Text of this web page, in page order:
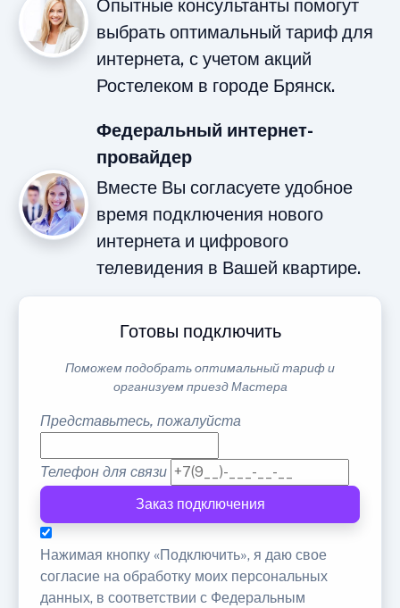
Опытные консультанты помогут
выбрать оптимальный тариф для
интернета, с учетом акций
Ростелеком в городе Брянск.
Федеральный интернет-
провайдер
Вместе Вы согласуете удобное
время подключения нового
интернета и цифрового
телевидения в Вашей квартире.
Готовы подключить
Поможем подобрать оптимальный тариф и
организуем приезд Мастера
Представьтесь, пожалуйста
Телефон для связи
Заказ подключения
Нажимая кнопку «Подключить», я даю свое
согласие на обработку моих персональных
данных, в соответствии с Федеральным